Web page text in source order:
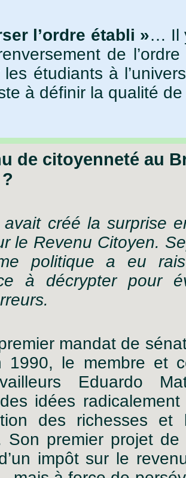
l’ordre établi »… Il
de l’ordre
les étudiants à l’
à définir la qualité de
de citoyenneté au
avait créé la surprise
le Revenu Citoyen.
politique a eu
à décrypter pour
mandat de
1990, le membre et
Eduardo
idées
des richesses
Son premier projet
impôt sur le